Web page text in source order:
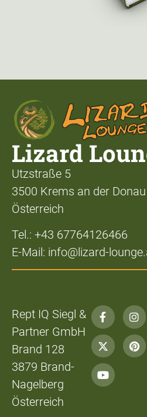
Lizard
Utzstraße 5
3500 Krems an der Donau
Österreich
Tel.: +43 67764126466
E-Mail: info@lizard-
Rept IQ Siegl &
Partner GmbH
Brand 128
3879 Brand-
Nagelberg
Österreich